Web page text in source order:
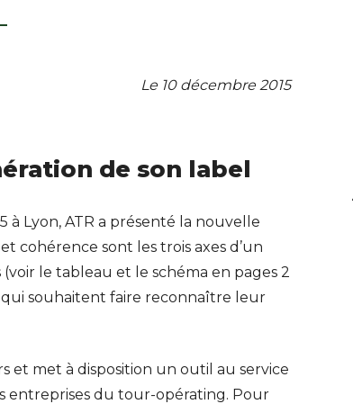
Le 10 décembre 2015
de son label
à Lyon, ATR a présenté la nouvelle
cohérence sont les trois axes d’un
le tableau et le schéma en pages 2
qui souhaitent faire reconnaître leur
et met à disposition un outil au service
entreprises du tour-opérating. Pour